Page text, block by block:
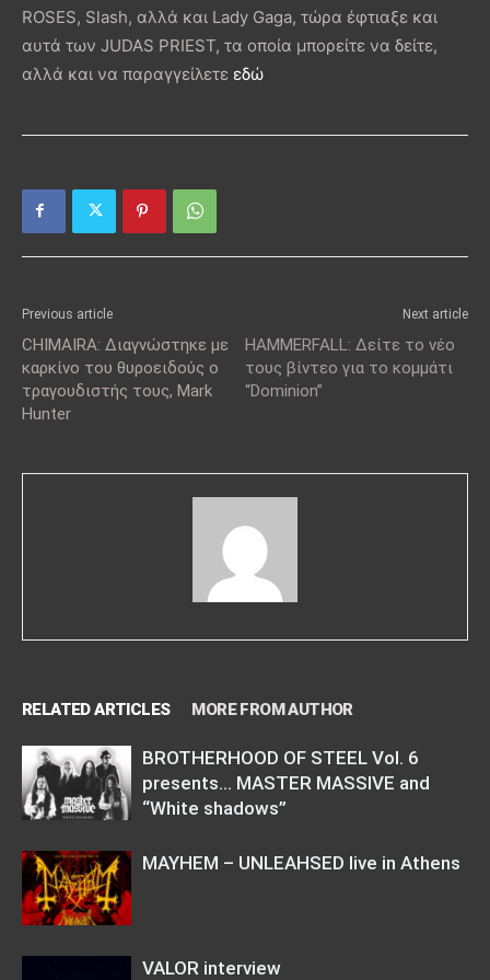
ROSES, Slash, αλλά και Lady Gaga, τώρα έφτιαξε και
αυτά των JUDAS PRIEST, τα οποία μπορείτε να δείτε,
αλλά και να παραγγείλετε εδώ
Previous article
CHIMAIRA: Διαγνώστηκε με
καρκίνο του θυροειδούς ο
τραγουδιστής τους, Mark
Hunter
Next article
HAMMERFALL: Δείτε το νέο
τους βίντεο για το κομμάτι
“Dominion”
RELATED ARTICLES MORE FROM AUTHOR
BROTHERHOOD OF STEEL Vol. 6
presents… MASTER MASSIVE and
“White shadows”
MAYHEM – UNLEAHSED live in Athens
VALOR interview